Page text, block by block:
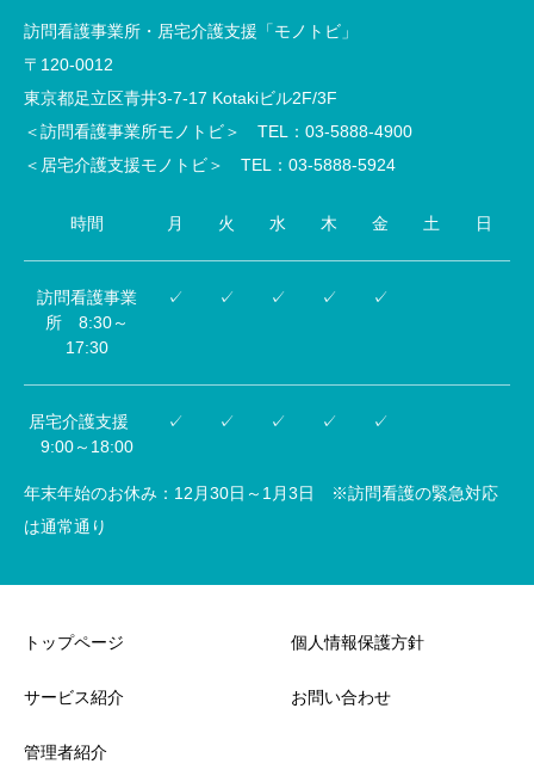
訪問看護事業所・居宅介護支援「モノトビ」
〒120-0012
東京都足立区青井3-7-17 Kotakiビル2F/3F
＜訪問看護事業所モノトビ＞ TEL：03-5888-4900
＜居宅介護支援モノトビ＞ TEL：03-5888-5924
時間 月 火 水 木 金 土 日
訪問看護事業
所 8:30～
17:30
✓ ✓ ✓ ✓ ✓
居宅介護支援
9:00～18:00
✓ ✓ ✓ ✓ ✓
年末年始のお休み：12月30日～1月3日 ※訪問看護の緊急対応
は通常通り
トップページ
サービス紹介
管理者紹介
個人情報保護方針
お問い合わせ